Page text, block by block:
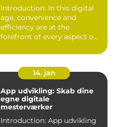
Introduction: In this digital
age, convenience and
efficiency are at the
forefront of every aspect o...
14. jan
App udvikling: Skab dine
egne digitale
mesterværker
Introduction: App udvikling